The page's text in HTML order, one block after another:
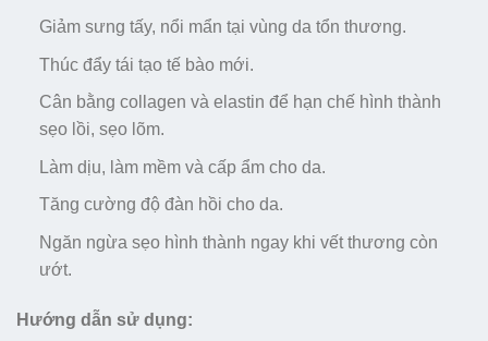
Giảm sưng tấy, nổi mẩn tại vùng da tổn thương.
Thúc đẩy tái tạo tế bào mới.
Cân bằng collagen và elastin để hạn chế hình thành
sẹo lồi, sẹo lõm.
Làm dịu, làm mềm và cấp ẩm cho da.
Tăng cường độ đàn hồi cho da.
Ngăn ngừa sẹo hình thành ngay khi vết thương còn
ướt.
Hướng dẫn sử dụng: